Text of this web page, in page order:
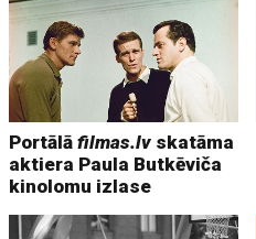
Portālāfilmas.lv skatāma
aktiera Paula Butkēviča
kinolomu izlase